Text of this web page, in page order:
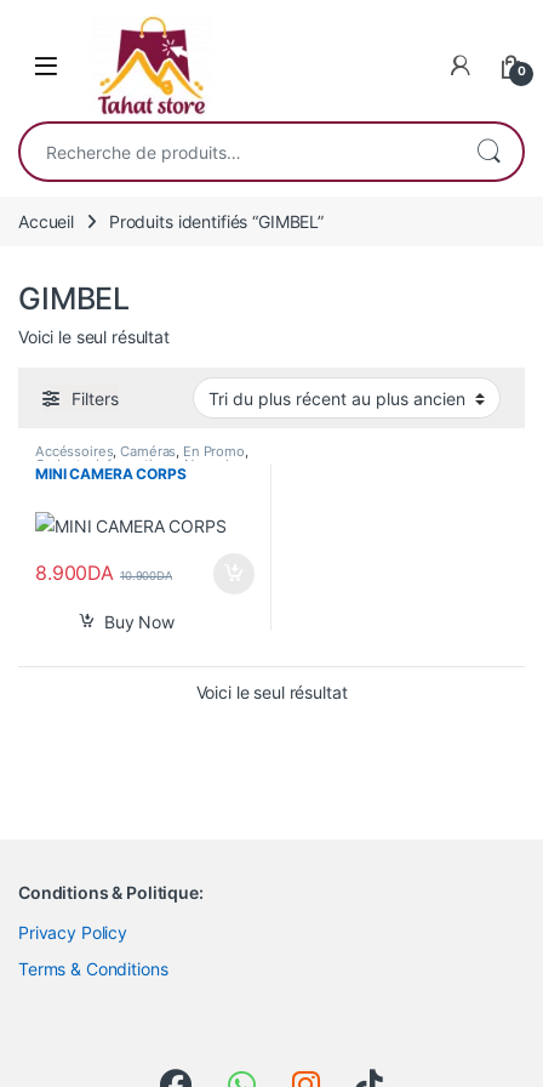
0
Recherche pour :
Accueil Produits identifiés “GIMBEL”
GIMBEL
Voici le seul résultat
Filters
Accéssoires,Caméras, En Promo,
Gadgets ,Informatique ,Nouvel
Arrivage,Son
MINI CAMERA CORPS
8.900DA 10.900DA
Buy Now
Voici le seul résultat
Conditions & Politique:
Privacy Policy
Terms & Conditions